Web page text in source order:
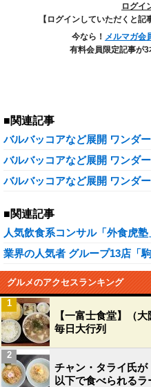
ログイ
【ログインしていただくと記
今なら！ メルマガ会
有料会員限定記事が3
■関連記事
バルバッコアなど展開 ワンダ
バルバッコアなど展開 ワンダ
バルバッコアなど展開 ワンダ
■関連記事
人気飲食系コンサル「外食虎
業界の人気者 グループ13店「
グルメのアクセスランキング
【一富士食堂】（
毎日大行列
1
チャン・タライ氏が
以下で食べられる
2